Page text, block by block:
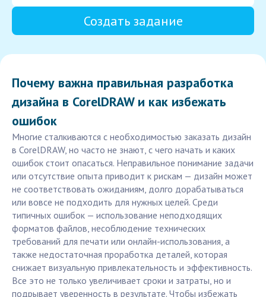
Создать задание
Почему важна правильная разработка
дизайна в CorelDRAW и как избежать
ошибок
Многие сталкиваются с необходимостью заказать дизайн
в CorelDRAW, но часто не знают, с чего начать и каких
ошибок стоит опасаться. Неправильное понимание задачи
или отсутствие опыта приводит к рискам — дизайн может
не соответствовать ожиданиям, долго дорабатываться
или вовсе не подходить для нужных целей. Среди
типичных ошибок — использование неподходящих
форматов файлов, несоблюдение технических
требований для печати или онлайн-использования, а
также недостаточная проработка деталей, которая
снижает визуальную привлекательность и эффективность.
Все это не только увеличивает сроки и затраты, но и
подрывает уверенность в результате. Чтобы избежать